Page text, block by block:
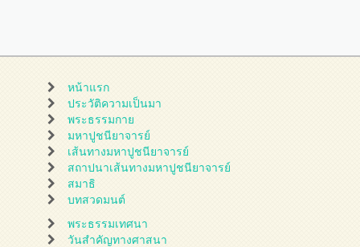
หน้าแรก
ประวัติความเป็นมา
พระธรรมกาย
มหาปูชนียาจารย์
เส้นทางมหาปูชนียาจารย์
สถาปนาเส้นทางมหาปูชนียาจารย์
สมาธิ
บทสวดมนต์
พระธรรมเทศนา
วันสำคัญทางศาสนา